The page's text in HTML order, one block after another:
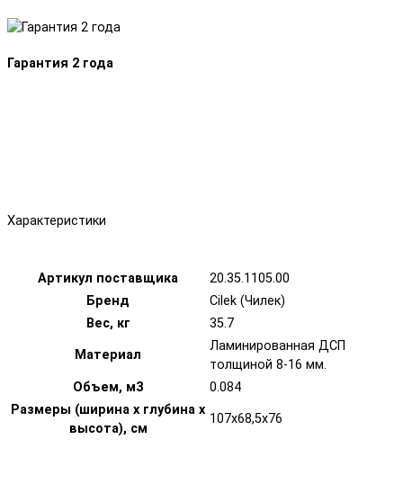
Гарантия 2 года
Характеристики
Артикул поставщика
20.35.1105.00
Бренд
Cilek (Чилек)
Вес, кг
35.7
Материал
Ламинированная ДСП
толщиной 8-16 мм.
Объем, м3
0.084
Размеры (ширина х глубина х
высота), см
107x68,5x76